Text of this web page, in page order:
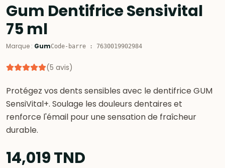
Gum Dentifrice Sensivital
75 ml
Marque : GumCode-barre : 7630019902984
(5 avis)
Protégez vos dents sensibles avec le dentifrice GUM
SensiVital+. Soulage les douleurs dentaires et
renforce l'émail pour une sensation de fraîcheur
durable.
14,019TND